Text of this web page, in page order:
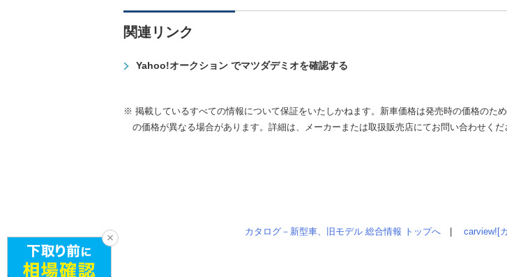
関連リンク
Yahoo!オークション でマツダデミオを確認する
※ 掲載しているすべての情報について保証をいたしかねます。新車価格は発売時の価格のた
の価格が異なる場合があります。詳細は、メーカーまたは取扱販売店にてお問い合わせくだ
カタログ－新型車、旧モデル 総合情報 トップへ carview![